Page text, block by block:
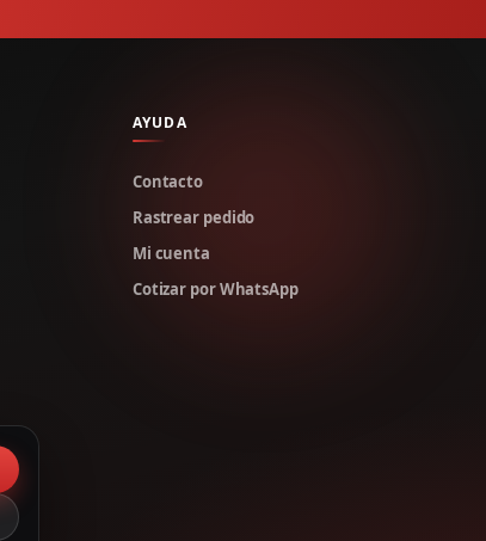
AYUDA
Contacto
Rastrear pedido
Mi cuenta
Cotizar por WhatsApp